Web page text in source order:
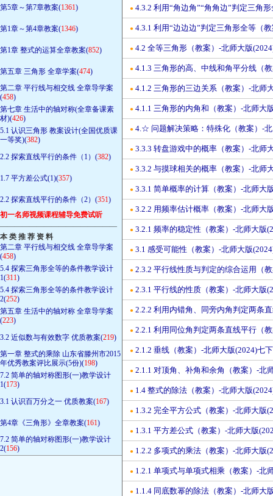
第5章～第7章教案(1361)
第1章～第4章教案(1346)
第1章 整式的运算全章教案(852)
第五章 三角形 全章学案(474)
第二章 平行线与相交线 全章导学案
(458)
第七章 生活中的轴对称(全章备课素
材)(426)
5.1 认识三角形 教案设计(全国优质课
一等奖)(382)
2.2 探索直线平行的条件（1）(382)
1.7 平方差公式(1)(357)
2.2 探索直线平行的条件（2）(351)
初一名师视频课程辅导免费试听
————————————————
本 类 推 荐 资 料
第二章 平行线与相交线 全章导学案
(458)
5.4 探索三角形全等的条件教学设计
1(311)
5.4 探索三角形全等的条件教学设计
2(252)
第五章 生活中的轴对称 全章导学案
(223)
3.2 近似数与有效数字 优质教案(219)
第一章 整式的乘除 山东省滕州市2015
年优秀教案评比展示(5份)(198)
7.2 简单的轴对称图形(一)教学设计
1(173)
3.1 认识百万分之一 优质教案(167)
第4章《三角形》全章教案(161)
7.2 简单的轴对称图形(一)教学设计
2(156)
● 4.3.2 利用“角边角”“角角边”判定三角
● 4.3.1 利用“边边边”判定三角形全等（
● 4.2 全等三角形（教案）-北师大版
● 4.1.3 三角形的高、中线和角平分线（
● 4.1.2 三角形的三边关系（教案）-北师
● 4.1.1 三角形的内角和（教案）-北师大
● 4.☆ 问题解决策略：特殊化（教案）-
● 3.3.3 转盘游戏中的概率（教案）-北师
● 3.3.2 与摸球相关的概率（教案）-北师
● 3.3.1 简单概率的计算（教案）-北师大
● 3.2.2 用频率估计概率（教案）-北师大
● 3.2.1 频率的稳定性（教案）-北师大版
● 3.1 感受可能性（教案）-北师大版
● 2.3.2 平行线性质与判定的综合运用（
● 2.3.1 平行线的性质（教案）-北师大版
● 2.2.2 利用内错角、同旁内角判定两条
● 2.2.1 利用同位角判定两条直线平行（
● 2.1.2 垂线（教案）-北师大版(2024)七下
● 2.1.1 对顶角、补角和余角（教案）-北
● 1.4 整式的除法（教案）-北师大版
● 1.3.2 完全平方公式（教案）-北师大版
● 1.3.1 平方差公式（教案）-北师大版
● 1.2.2 多项式的乘法（教案）-北师大版
● 1.2.1 单项式与单项式相乘（教案）-北
● 1.1.4 同底数幂的除法（教案）-北师大